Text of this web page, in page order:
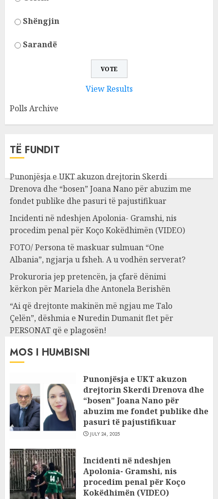
Shëngjin
Sarandë
View Results
Polls Archive
TË FUNDIT
Punonjësja e UKT akuzon drejtorin Skerdi
Drenova dhe “bosen” Joana Nano për abuzim me
fondet publike dhe pasuri të pajustifikuar
Incidenti në ndeshjen Apolonia- Gramshi, nis
procedim penal për Koço Kokëdhimën (VIDEO)
FOTO/ Persona të maskuar sulmuan “One
Albania”, ngjarja u fsheh. A u vodhën serverat?
Prokuroria jep pretencën, ja çfarë dënimi
kërkon për Mariela dhe Antonela Berishën
“Ai që drejtonte makinën më ngjau me Talo
Çelën”, dëshmia e Nuredin Dumanit flet për
PERSONAT që e plagosën!
MOS I HUMBISNI
Punonjësja e UKT akuzon
drejtorin Skerdi Drenova dhe
“bosen” Joana Nano për
abuzim me fondet publike dhe
pasuri të pajustifikuar
JULY 24, 2025
Incidenti në ndeshjen
Apolonia- Gramshi, nis
procedim penal për Koço
Kokëdhimën (VIDEO)